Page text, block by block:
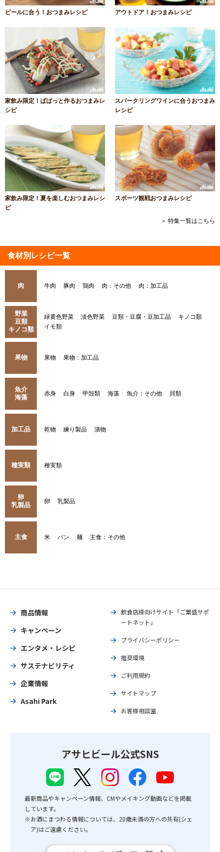
ビールに合う！おつまみレシピ アウトドア！おつまみレシピ
家飲み限定！ぱぱっと作るおつまみレ
シピ
スパークリングワインに合うおつまみ
レシピ
家飲み限定！夏を楽しむおつまみレシ
ピ
スポーツ観戦おつまみレシピ
＞ 特集一覧はこちら
食材別レシピ一覧
肉 牛肉 豚肉 鶏肉 肉：その他 肉：加工品
野菜
豆類
キノコ類
緑黄色野菜 淡色野菜 豆類・豆腐・豆加工品
キノコ類
イモ類
果物 果物 果物：加工品
魚介
海藻
赤身 白身 甲殻類 海藻 魚介：その他 貝類
加工品 乾物 練り製品 漬物
種実類 種実類
卵
乳製品
卵 乳製品
主食 米 パン 麺 主食：その他
商品情報
キャンペーン
エンタメ・レシピ
サステナビリティ
企業情報
Asahi Park
飲食店様向けサイト「ご繁盛サポ
ートネット」
プライバシーポリシー
推奨環境
ご利用規約
サイトマップ
お客様相談室
アサヒビール公式SNS
最新商品やキャンペーン情報、CMやメイキング動画などを掲載
しています。
※お酒にまつわる情報については、20歳未満の方への共有(シェ
ア)はご遠慮ください。